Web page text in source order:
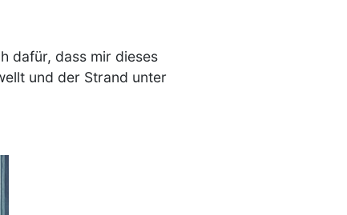
dafür, dass mir dieses
und der Strand unter